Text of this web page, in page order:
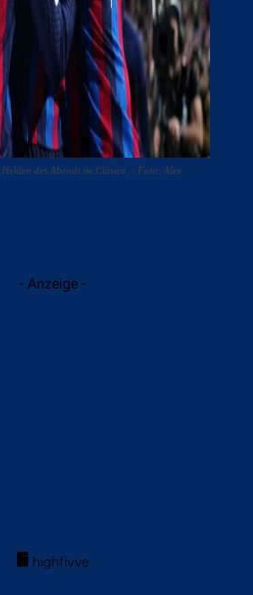
Helden des Abends im Clásico. - Foto: Alex
- Anzeige -